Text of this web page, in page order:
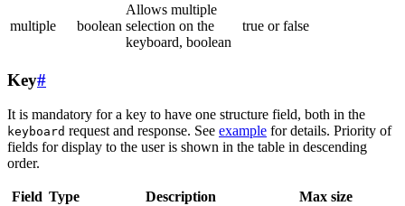
multiple boolean
Allows multiple
selection on the
keyboard, boolean
true or false
Key#
It is mandatory for a key to have one structure field, both in the
keyboard request and response. See example for details. Priority of
fields for display to the user is shown in the table in descending
order.
Field Type Description
Max size